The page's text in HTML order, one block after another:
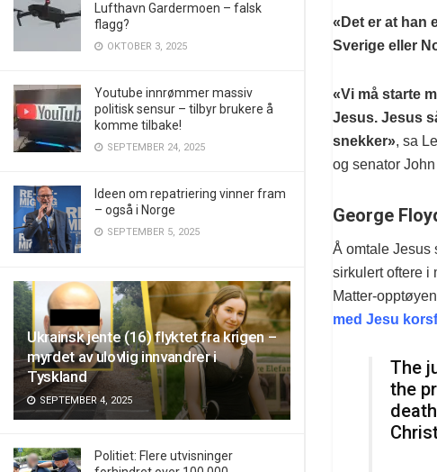
Lufthavn Gardermoen – falsk
flagg?
OKTOBER 3, 2025
Youtube innrømmer massiv
politisk sensur – tilbyr brukere å
komme tilbake!
SEPTEMBER 24, 2025
Ideen om repatriering vinner fram
– også i Norge
SEPTEMBER 5, 2025
Ukrainsk jente (16) flyktet fra krigen –
myrdet av ulovlig innvandrer i
Tyskland
SEPTEMBER 4, 2025
Politiet: Flere utvisninger
«Det er at han
Sverige eller
«Vi må starte
Jesus. Jesus
snekker», sa
og senator
George
Å omtale Jesus
sirkulert oftere i
Matter-
med Jesu
The
the